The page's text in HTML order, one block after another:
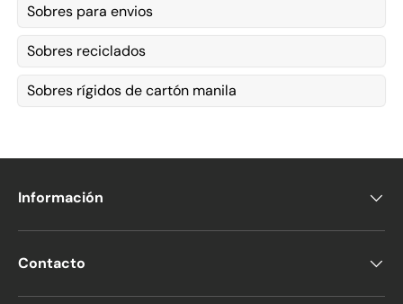
Sobres para envios
Sobres reciclados
Sobres rígidos de cartón manila
Información
Contacto